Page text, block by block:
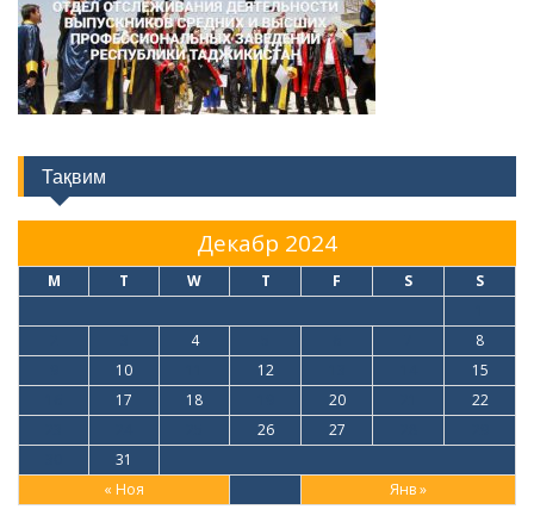
Тақвим
Декабр 2024
M T W T F S S
« Ноя Янв »
4
8
10 12
15
17 18 20
22
26 27
31